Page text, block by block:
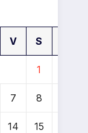
V S
1
7 8
14 15